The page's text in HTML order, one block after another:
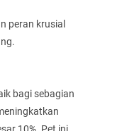
peran krusial
bagi sebagian